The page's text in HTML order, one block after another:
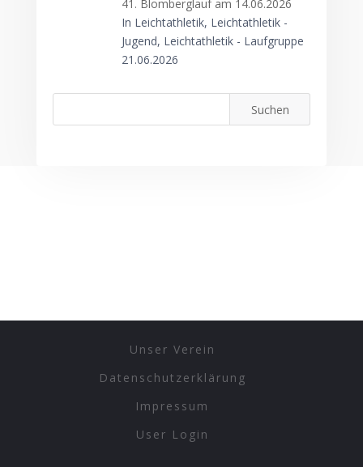
41. Blomberglauf am 14.06.2026
In Leichtathletik, Leichtathletik -
Jugend, Leichtathletik - Laufgruppe
21.06.2026
Unser Verein
Datenschutzerklärung
Impressum
User Login